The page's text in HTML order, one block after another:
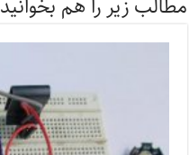
مطالب زیر را هم بخوانید